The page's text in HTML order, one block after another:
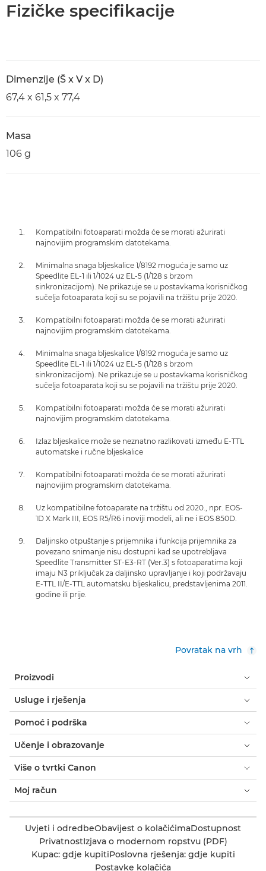
Fizičke specifikacije
Dimenzije (Š x V x D)
67,4 x 61,5 x 77,4
Masa
106 g
Kompatibilni fotoaparati možda će se morati ažurirati
najnovijim programskim datotekama.
Minimalna snaga bljeskalice 1/8192 moguća je samo uz
Speedlite EL-1 ili 1/1024 uz EL-5 (1/128 s brzom
sinkronizacijom). Ne prikazuje se u postavkama korisničkog
sučelja fotoaparata koji su se pojavili na tržištu prije 2020.
Kompatibilni fotoaparati možda će se morati ažurirati
najnovijim programskim datotekama.
Minimalna snaga bljeskalice 1/8192 moguća je samo uz
Speedlite EL-1 ili 1/1024 uz EL-5 (1/128 s brzom
sinkronizacijom). Ne prikazuje se u postavkama korisničkog
sučelja fotoaparata koji su se pojavili na tržištu prije 2020.
Kompatibilni fotoaparati možda će se morati ažurirati
najnovijim programskim datotekama.
Izlaz bljeskalice može se neznatno razlikovati između E-TTL
automatske i ručne bljeskalice
Kompatibilni fotoaparati možda će se morati ažurirati
najnovijim programskim datotekama.
Uz kompatibilne fotoaparate na tržištu od 2020., npr. EOS-
1D X Mark III, EOS R5/R6 i noviji modeli, ali ne i EOS 850D.
Daljinsko otpuštanje s prijemnika i funkcija prijemnika za
povezano snimanje nisu dostupni kad se upotrebljava
Speedlite Transmitter ST-E3-RT (Ver.3) s fotoaparatima koji
imaju N3 priključak za daljinsko upravljanje i koji podržavaju
E-TTL II/E-TTL automatsku bljeskalicu, predstavljenima 2011.
godine ili prije.
Povratak na vrh
Proizvodi
Usluge i rješenja
Pomoć i podrška
Učenje i obrazovanje
Više o tvrtki Canon
Moj račun
Uvjeti i odredbeObavijest o kolačićimaDostupnost
PrivatnostIzjava o modernom ropstvu (PDF)
Kupac: gdje kupitiPoslovna rješenja: gdje kupiti
Postavke kolačića